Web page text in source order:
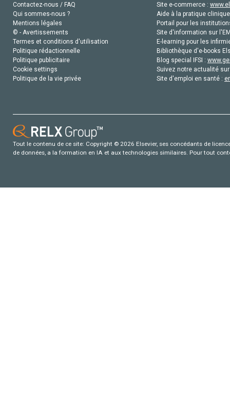
Contactez-nous / FAQ
Qui sommes-nous ?
Mentions légales
© - Avertissements
Termes et conditions d'utilisation
Politique rédactionnelle
Politique publicitaire
Cookie settings
Politique de la vie privée
Site e-commerce :
Aide à la pratique
Portail pour les
Site d'information sur
E-learning pour les
Bibliothèque d'e-books
Blog special IFSI :
Suivez notre actualité
Site d'emploi en santé :
Tout le contenu de ce site: Copyright © 2026 Elsevier, ses concédants de
de données, a la formation en IA et aux technologies similaires. Pour tout